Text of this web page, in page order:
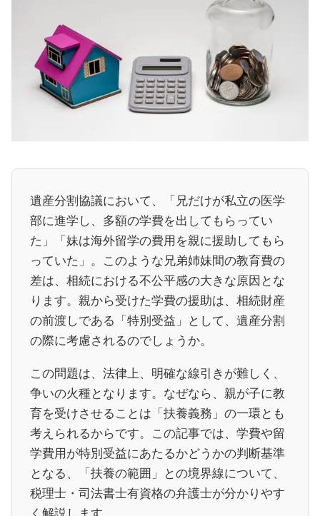
遺産分割協議において、「兄だけが私立の医学
部に進学し、多額の学費を出してもらってい
た」「妹は海外留学の費用を親に援助してもら
っていた」。このような兄弟姉妹間の教育費の
差は、相続における不公平感の大きな原因とな
ります。親から受けた学費の援助は、相続財産
の前渡しである「特別受益」として、遺産分割
の際に考慮されるのでしょうか。
この問題は、法律上、明確な線引きが難しく、
争いの火種となります。なぜなら、親が子に教
育を受けさせることは「扶養義務」の一環とも
考えられるからです。この記事では、学費や留
学費用が特別受益にあたるかどうかの判断基準
となる、「扶養の範囲」との境界線について、
税理士・司法書士有資格の弁護士が分かりやす
く解説します。